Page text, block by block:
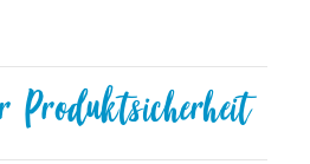
Produktsicherheit